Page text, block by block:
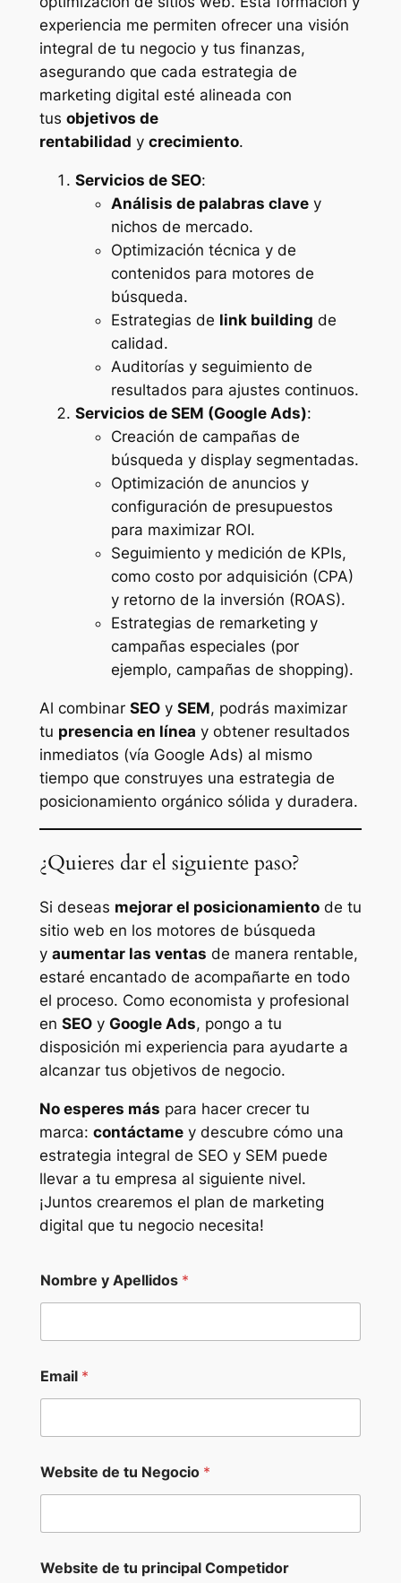
experiencia me permiten ofrecer una visión
integral de tu negocio y tus finanzas,
asegurando que cada estrategia de
marketing digital esté alineada con
tus objetivos de
rentabilidad y crecimiento.
Servicios de SEO:
Análisis de palabras clavey
nichos de mercado.
Optimización técnica y de
contenidos para motores de
búsqueda.
Estrategias de link building de
calidad.
Auditorías y seguimiento de
resultados para ajustes continuos.
Servicios de SEM (Google Ads):
Creación de campañas de
búsqueda y display segmentadas.
Optimización de anuncios y
configuración de presupuestos
para maximizar ROI.
Seguimiento y medición de KPIs,
como costo por adquisición (CPA)
y retorno de la inversión (ROAS).
Estrategias de remarketing y
campañas especiales (por
ejemplo, campañas de shopping).
Al combinar SEOy SEM, podrás maximizar
tu presencia en línea y obtener resultados
inmediatos (vía Google Ads) al mismo
tiempo que construyes una estrategia de
posicionamiento orgánico sólida y duradera.
¿Quieres dar el siguiente paso?
Si deseas mejorar el posicionamientode tu
sitio web en los motores de búsqueda
y aumentar las ventas de manera rentable,
estaré encantado de acompañarte en todo
el proceso. Como economista y profesional
en SEOy Google Ads, pongo a tu
disposición mi experiencia para ayudarte a
alcanzar tus objetivos de negocio.
No esperes más para hacer crecer tu
marca: contáctamey descubre cómo una
estrategia integral de SEO y SEM puede
llevar a tu empresa al siguiente nivel.
¡Juntos crearemos el plan de marketing
digital que tu negocio necesita!
e
b
e
d
e
o
p
d
r
Nombre y Apellidos *
Email *
Website de tu Negocio *
Website de tu principal Competidor